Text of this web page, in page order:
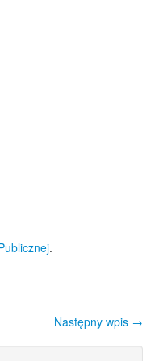
.
Następny wpis →